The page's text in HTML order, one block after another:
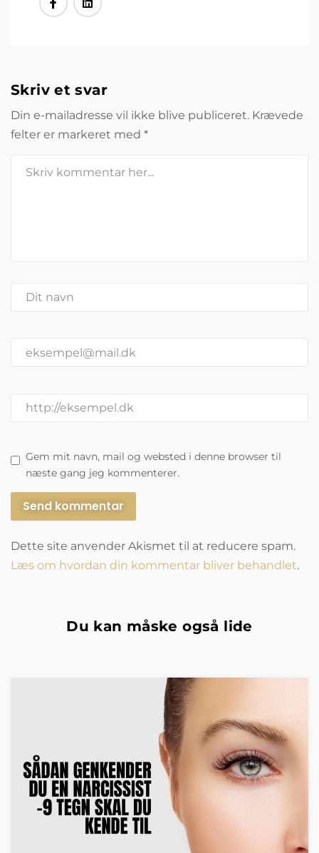
Skriv et svar
Din e-mailadresse vil ikke blive publiceret. Krævede
felter er markeret med *
Gem mit navn, mail og websted i denne browser til
næste gang jeg kommenterer.
Dette site anvender Akismet til at reducere spam.
Læs om hvordan din kommentar bliver behandlet.
Du kan måske også lide